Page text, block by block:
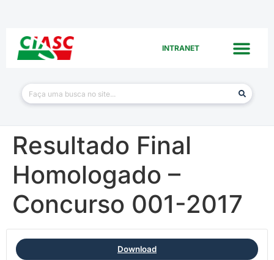
INTRANET
Resultado Final
Homologado –
Concurso 001-2017
Download